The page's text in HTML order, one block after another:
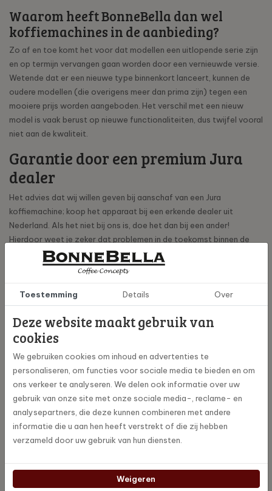
Waarom heeft BonneBella dan wel
koffiemachines in de aanbieding?
Zo af en toe komt het voor dat modellen een uitlopende serie zijn
en op termijn vervangen gaan worden door een vernieuwde versie.
Wetende dat er een nieuwe type binnenkort lanceert, kunnen de
oudere modellen (die overigens meer dan prima zijn) tegen een
mooiere prijs worden aangeboden. Het verschil met een nieuw
model is vaak berust op nieuwe functionaliteiten, dus twijfel vooral
niet aan de kwaliteit.
Garantie door een premium Jura
dealer
Het advies dat wij willen geven bij aanschaf van een Jura
koffiemachine; koop het apparaat bij een erkende dealer uit
Nederland. Als het niet bij ons is, doe het dan bij een ander!
Hierdoor weet je zeker dat problemen in de toekomst binnen de
garantietermijn vaak kosteloos verholpen kunnen worden
waardoor jij altijd met een gerust hart je koffie kan drinken.
Bekijk alle koffiemachines
Toestemming Details Over
Deze website maakt gebruik van
cookies
We gebruiken cookies om inhoud en advertenties te
personaliseren, om functies voor sociale media te bieden en om
ons verkeer te analyseren. We delen ook informatie over uw
gebruik van onze site met onze sociale media-, reclame- en
analysepartners, die deze kunnen combineren met andere
informatie die u aan hen heeft verstrekt of die zij hebben
verzameld door uw gebruik van hun diensten.
Weigeren